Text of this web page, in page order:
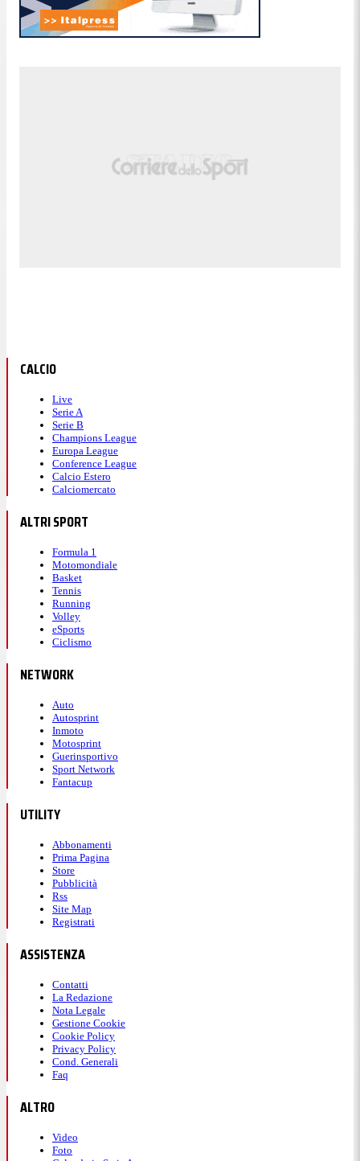
CALCIO
Live
Serie A
Serie B
Champions League
Europa League
Conference League
Calcio Estero
Calciomercato
ALTRI SPORT
Formula 1
Motomondiale
Basket
Tennis
Running
Volley
eSports
Ciclismo
NETWORK
Auto
Autosprint
Inmoto
Motosprint
Guerinsportivo
Sport Network
Fantacup
UTILITY
Abbonamenti
Prima Pagina
Store
Pubblicità
Rss
Site Map
Registrati
ASSISTENZA
Contatti
La Redazione
Nota Legale
Gestione Cookie
Cookie Policy
Privacy Policy
Cond. Generali
Faq
ALTRO
Video
Foto